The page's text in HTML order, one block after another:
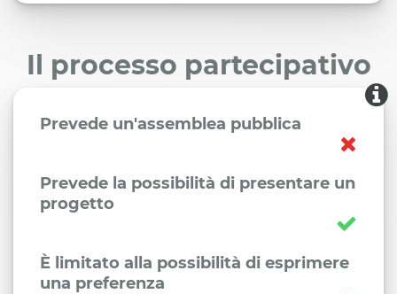
Il processo partecipativo
Prevede un'assemblea pubblica
Prevede la possibilità di presentare un
progetto
È limitato alla possibilità di esprimere
una preferenza